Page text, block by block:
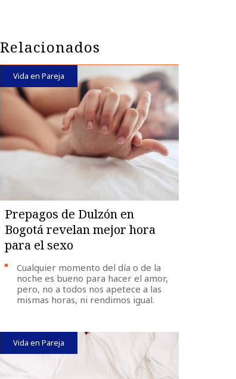
Relacionados
Vida en Pareja
Prepagos de Dulzón en
Bogotá revelan mejor hora
para el sexo
Cualquier momento del día o de la
noche es bueno para hacer el amor,
pero, no a todos nos apetece a las
mismas horas, ni rendimos igual.
Vida en Pareja